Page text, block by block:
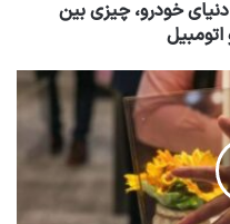
دنیای خودرو، چیزی بین